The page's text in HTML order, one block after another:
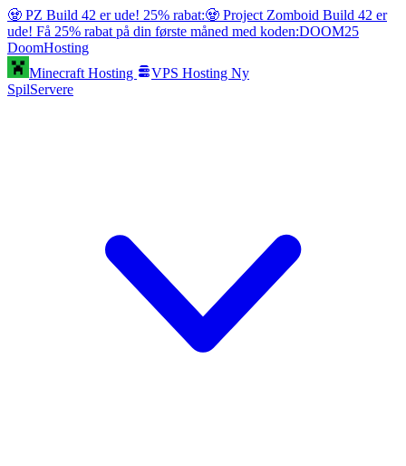
🧟 PZ Build 42 er ude! 25% rabat:🧟 Project Zomboid Build 42 er
ude! Få 25% rabat på din første måned med koden:DOOM25
DoomHosting
Minecraft Hosting
VPS Hosting Ny
SpilServere